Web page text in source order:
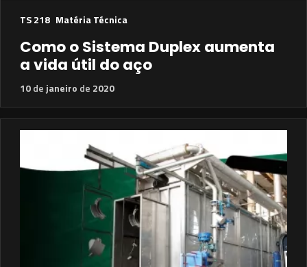
TS 218 Matéria Técnica
Como o Sistema Duplex aumenta
a vida útil do aço
10de janeiro de 2020